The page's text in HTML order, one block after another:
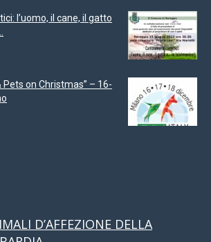
l’uomo, il cane, il gatto
Pets on Christmas” – 16-
D’AFFEZIONE DELLA